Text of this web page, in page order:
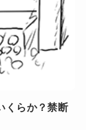
くらか？禁断